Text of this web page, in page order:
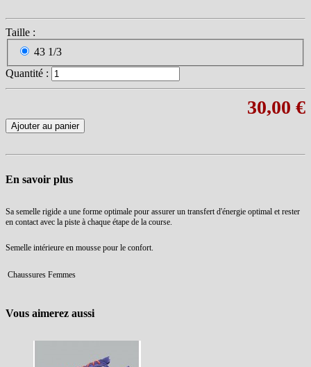
Taille :
43 1/3
Quantité :
30,00 €
Ajouter au panier
En savoir plus
Sa semelle rigide a une forme optimale pour assurer un transfert d'énergie optimal et rester
en contact avec la piste à chaque étape de la course.
Semelle intérieure en mousse pour le confort.
Chaussures Femmes
Vous aimerez aussi